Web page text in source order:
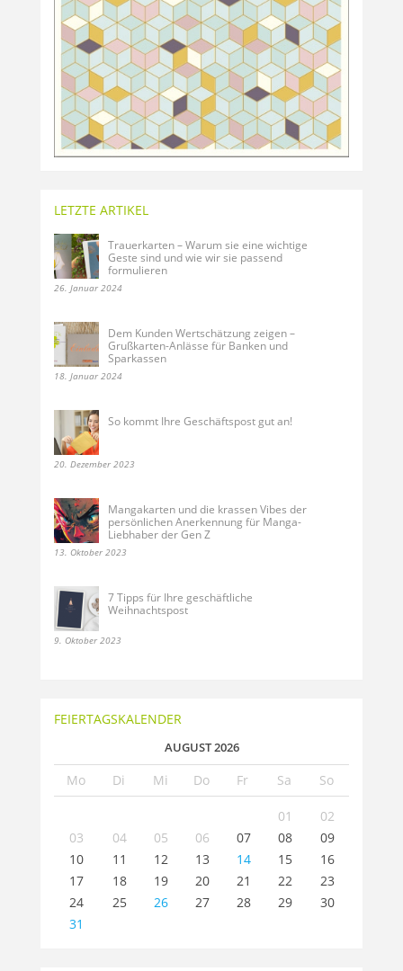
LETZTE ARTIKEL
Trauerkarten – Warum sie eine wichtige
Geste sind und wie wir sie passend
formulieren
26. Januar 2024
Dem Kunden Wertschätzung zeigen –
Grußkarten-Anlässe für Banken und
Sparkassen
18. Januar 2024
So kommt Ihre Geschäftspost gut an!
20. Dezember 2023
Mangakarten und die krassen Vibes der
persönlichen Anerkennung für Manga-
Liebhaber der Gen Z
13. Oktober 2023
7 Tipps für Ihre geschäftliche
Weihnachtspost
9. Oktober 2023
FEIERTAGSKALENDER
AUGUST 2026
Mo Di Mi Do Fr Sa So
01
02
03
04 05 06 07 08
09
10
11 12 13 14 15
16
17
18 19 20 21 22
23
24
25 26 27 28 29
30
31